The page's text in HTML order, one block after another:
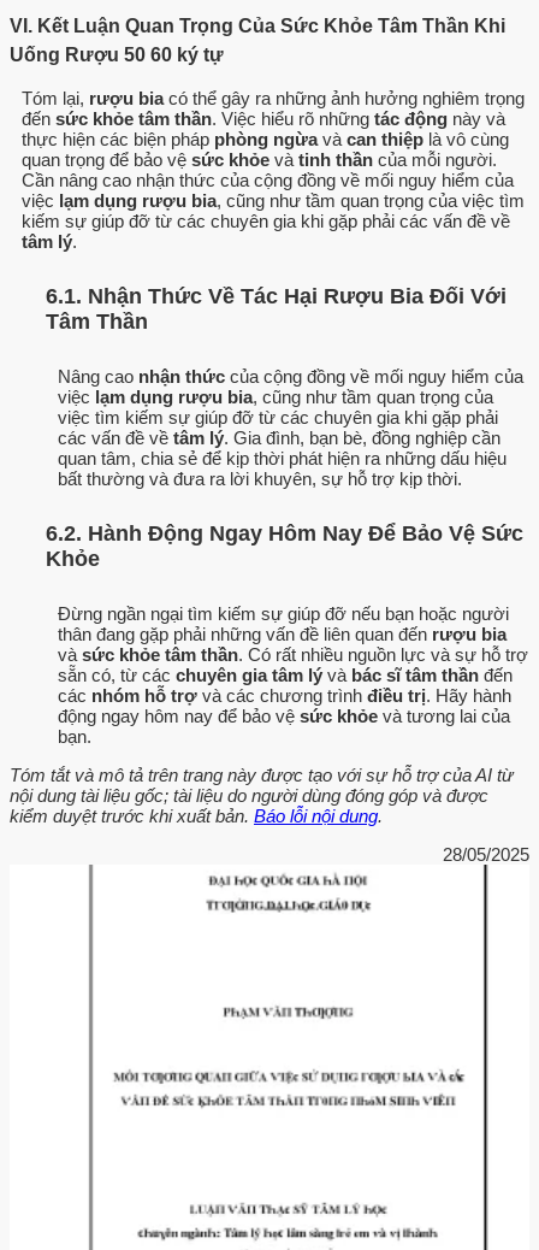
VI. Kết Luận Quan Trọng Của Sức Khỏe Tâm Thần Khi
Uống Rượu 50 60 ký tự
Tóm lại, rượu biacó thể gây ra những ảnh hưởng nghiêm trọng
đến sức khỏe tâm thần. Việc hiểu rõ những tác động này và
thực hiện các biện pháp phòng ngừavà can thiệp là vô cùng
quan trọng để bảo vệ sức khỏe và tinh thần của mỗi người.
Cần nâng cao nhận thức của cộng đồng về mối nguy hiểm của
việc lạm dụng rượu bia, cũng như tầm quan trọng của việc tìm
kiếm sự giúp đỡ từ các chuyên gia khi gặp phải các vấn đề về
tâm lý.
6.1. Nhận Thức Về Tác Hại Rượu Bia Đối Với
Tâm Thần
Nâng cao nhận thức của cộng đồng về mối nguy hiểm của
việc lạm dụng rượu bia, cũng như tầm quan trọng của
việc tìm kiếm sự giúp đỡ từ các chuyên gia khi gặp phải
các vấn đề về tâm lý. Gia đình, bạn bè, đồng nghiệp cần
quan tâm, chia sẻ để kịp thời phát hiện ra những dấu hiệu
bất thường và đưa ra lời khuyên, sự hỗ trợ kịp thời.
6.2. Hành Động Ngay Hôm Nay Để Bảo Vệ Sức
Khỏe
Đừng ngần ngại tìm kiếm sự giúp đỡ nếu bạn hoặc người
thân đang gặp phải những vấn đề liên quan đến rượu bia
và sức khỏe tâm thần. Có rất nhiều nguồn lực và sự hỗ trợ
sẵn có, từ các chuyên gia tâm lý và bác sĩ tâm thần đến
các nhóm hỗ trợ và các chương trình điều trị. Hãy hành
động ngay hôm nay để bảo vệ sức khỏe và tương lai của
bạn.
Tóm tắt và mô tả trên trang này được tạo với sự hỗ trợ của AI từ
nội dung tài liệu gốc; tài liệu do người dùng đóng góp và được
kiểm duyệt trước khi xuất bản. Báo lỗi nội dung.
28/05/2025